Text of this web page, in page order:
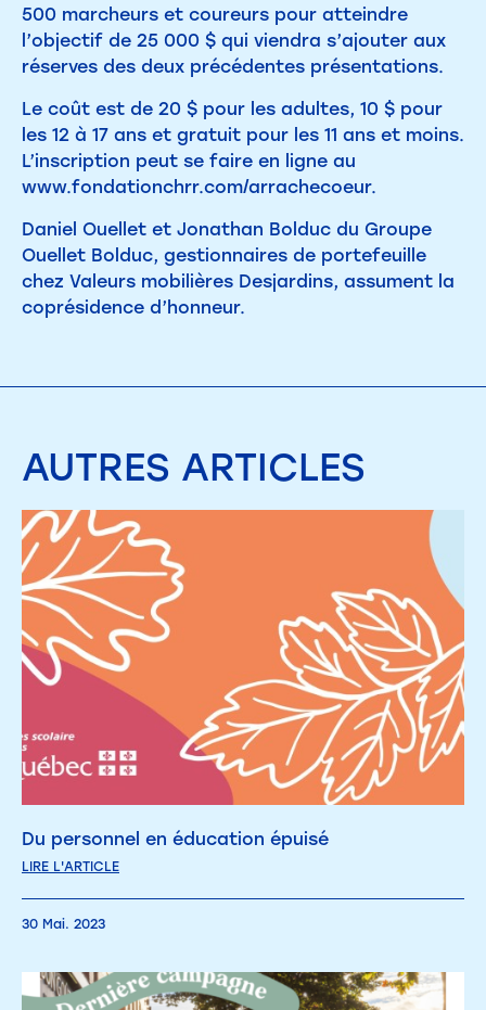
500 marcheurs et coureurs pour atteindre
l’objectif de 25 000 $ qui viendra s’ajouter aux
réserves des deux précédentes présentations.
Le coût est de 20 $ pour les adultes, 10 $ pour
les 12 à 17 ans et gratuit pour les 11 ans et moins.
L’inscription peut se faire en ligne au
www.fondationchrr.com/arrachecoeur.
Daniel Ouellet et Jonathan Bolduc du Groupe
Ouellet Bolduc, gestionnaires de portefeuille
chez Valeurs mobilières Desjardins, assument la
coprésidence d’honneur.
AUTRES ARTICLES
Du personnel en éducation épuisé
LIRE L'ARTICLE
30 Mai. 2023